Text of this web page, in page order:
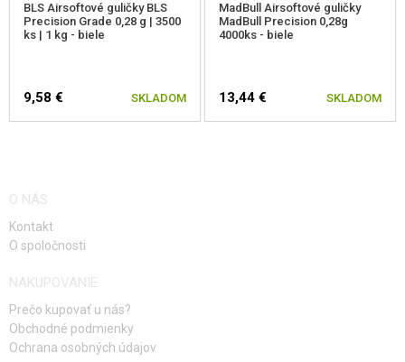
BLS Airsoftové guličky BLS
Precision Grade 0,28 g | 3500
ks | 1 kg - biele
9,58 € SKLADOM
MadBull Airsoftové guličky
MadBull Precision 0,28g
4000ks - biele
13,44 € SKLADOM
O NÁS
Kontakt
O spoločnosti
NAKUPOVANIE
Prečo kupovať u nás?
Obchodné podmienky
Ochrana osobných údajov